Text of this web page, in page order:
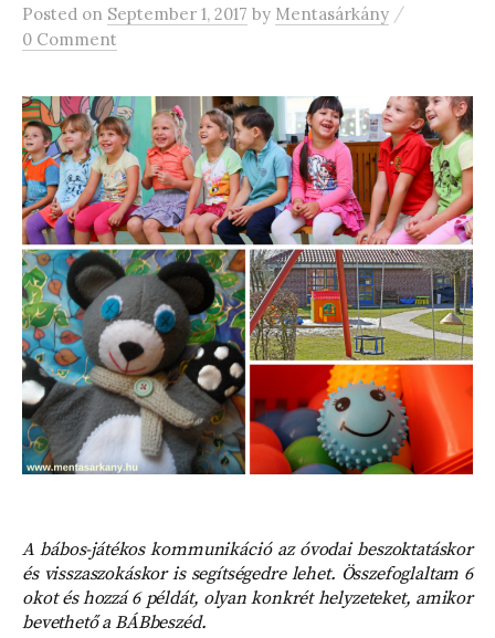
Posted on September 1, 2017 by Mentasárkány /
0 Comment
A bábos-játékos kommunikáció az óvodai beszoktatáskor
és visszaszokáskor is segítségedre lehet. Összefoglaltam 6
okot és hozzá 6 példát, olyan konkrét helyzeteket, amikor
bevethető a BÁBbeszéd.